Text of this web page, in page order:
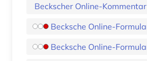
Beckscher Online-
Becksche Online-
Becksche Online-